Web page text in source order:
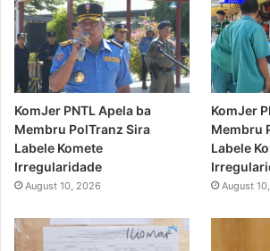
KomJer PNTL Apela ba
Membru PolTranz Sira
Labele Komete
Irregularidade
August 10, 2026
KomJer
Membru
Labele
August